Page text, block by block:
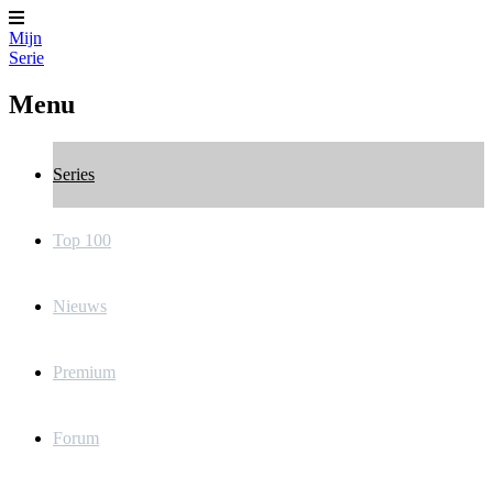
Mijn
Serie
Menu
Series
Top 100
Nieuws
Premium
Forum